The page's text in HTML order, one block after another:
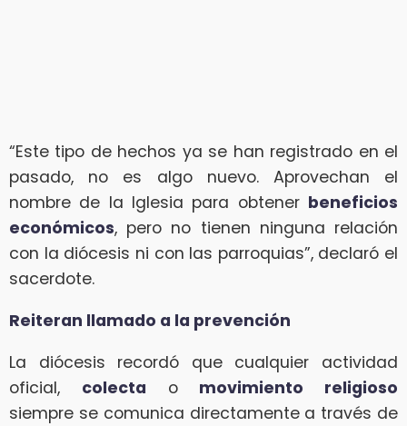
“Este tipo de hechos ya se han registrado en el
pasado, no es algo nuevo. Aprovechan el
nombre de la Iglesia para obtener beneficios
económicos, pero no tienen ninguna relación
con la diócesis ni con las parroquias”, declaró el
sacerdote.
Reiteran llamado a la prevención
La diócesis recordó que cualquier actividad
oficial, colecta o movimiento religioso
siempre se comunica directamente a través de